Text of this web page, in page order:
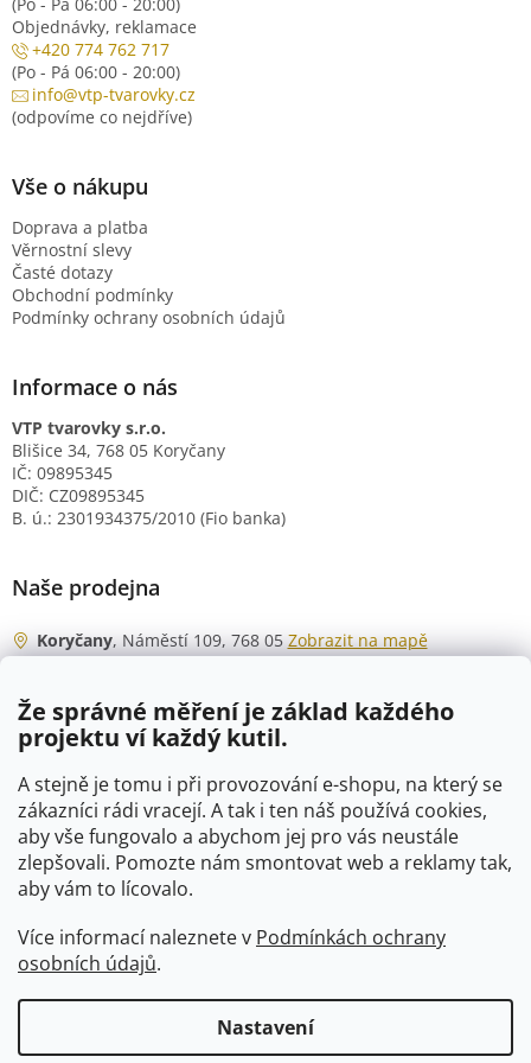
Že správné měření je základ každého
projektu ví každý kutil.
A stejně je tomu i při provozování e-shopu, na který se
zákazníci rádi vracejí. A tak i ten náš používá cookies,
aby vše fungovalo a abychom jej pro vás neustále
zlepšovali. Pomozte nám smontovat web a reklamy tak,
aby vám to lícovalo.
Více informací naleznete v Podmínkách ochrany
osobních údajů.
Nastavení
(Po - Pá 06:00 - 20:00)
Objednávky, reklamace
+420 774 762 717
(Po - Pá 06:00 - 20:00)
info@vtp-tvarovky.cz
(odpovíme co nejdříve)
Vše o nákupu
Doprava a platba
Věrnostní slevy
Časté dotazy
Obchodní podmínky
Podmínky ochrany osobních údajů
Informace o nás
VTP tvarovky s.r.o.
Blišice 34, 768 05 Koryčany
IČ: 09895345
DIČ: CZ09895345
B. ú.: 2301934375/2010 (Fio banka)
Naše prodejna
Koryčany, Náměstí 109, 768 05 Zobrazit na mapě
Po - Čt
06:00 - 07:00
07:30 - 15:30
Pá
06:00 - 07:00
07:30 - 15:00
So
07:00 - 10:00
Ne
zavřeno